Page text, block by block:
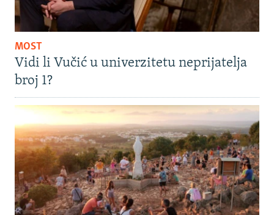
MOST
Vidi li Vučić u univerzitetu neprijatelja
broj 1?